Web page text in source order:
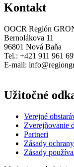
Kontakt
OOCR Región
Bernolákova 11
96801 Nová Baňa
Tel.: +421 911 961
E-mail:
Užitočné
Verejné
Zverejňovanie
Partneri
Zásady
Zásady